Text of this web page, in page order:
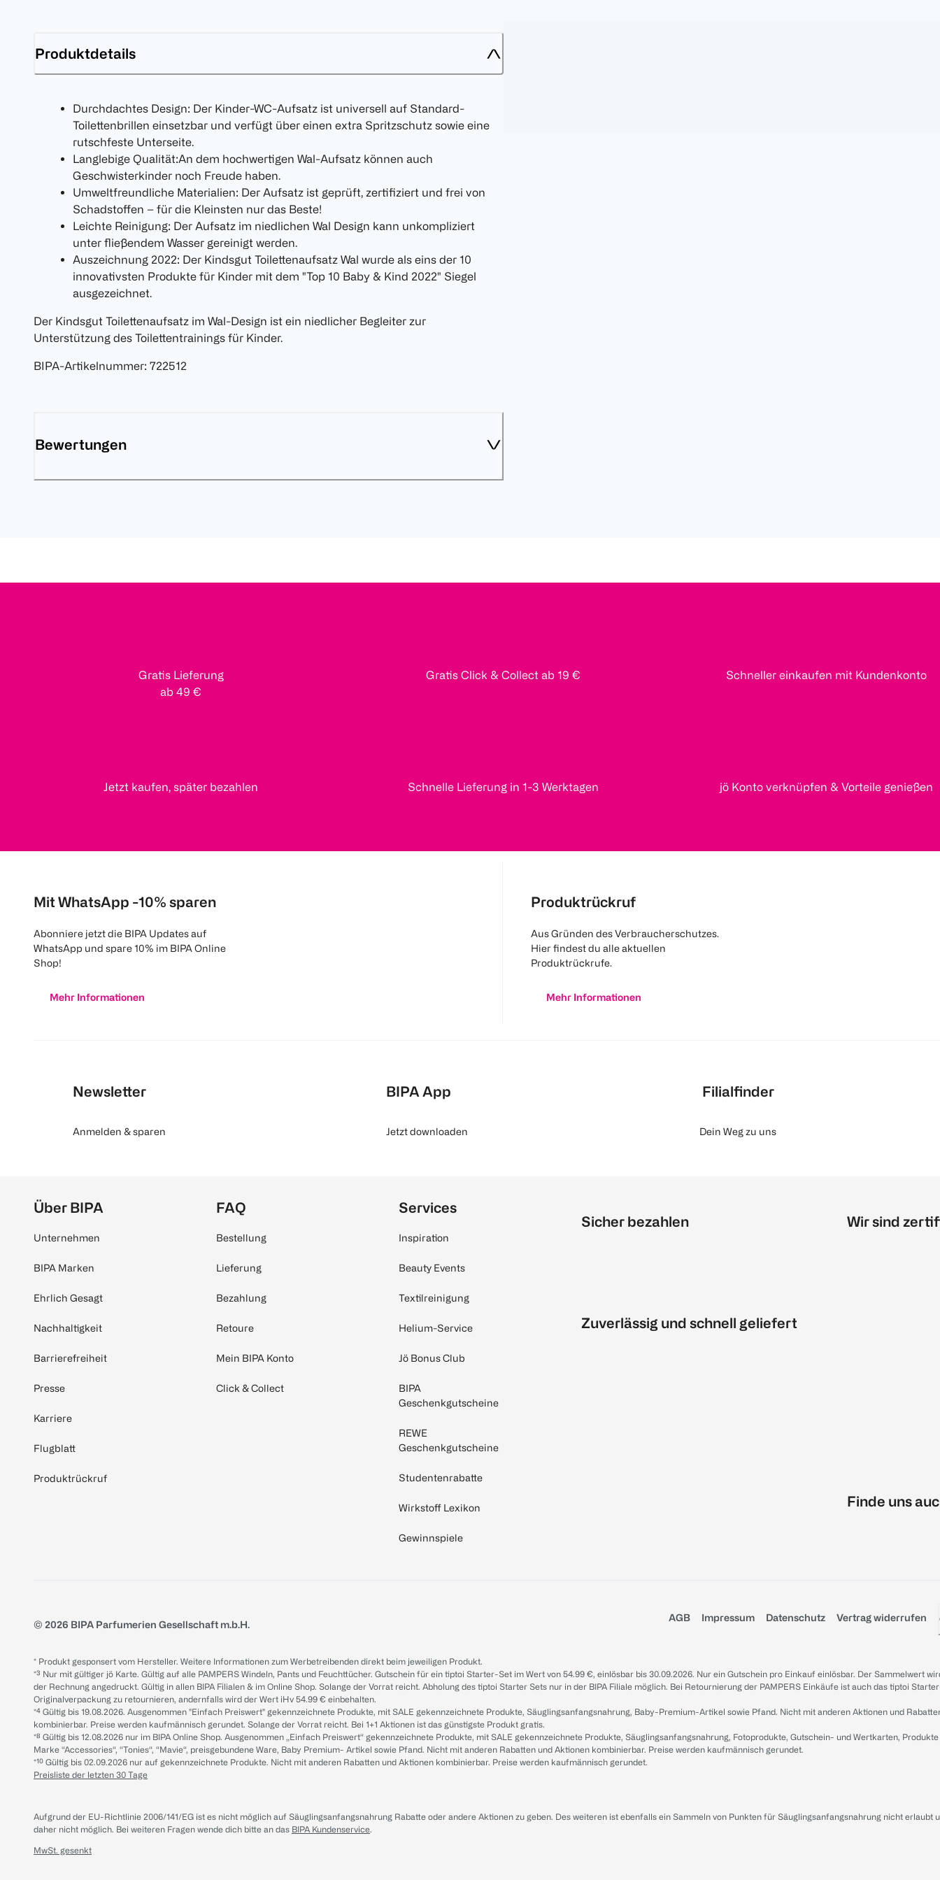
Produktdetails
Durchdachtes Design: Der Kinder-WC-Aufsatz ist universell auf Standard-
Toilettenbrillen einsetzbar und verfügt über einen extra Spritzschutz sowie eine
rutschfeste Unterseite.
Langlebige Qualität:An dem hochwertigen Wal-Aufsatz können auch
Geschwisterkinder noch Freude haben.
Umweltfreundliche Materialien: Der Aufsatz ist geprüft, zertifiziert und frei von
Schadstoffen – für die Kleinsten nur das Beste!
Leichte Reinigung: Der Aufsatz im niedlichen Wal Design kann unkompliziert
unter fließendem Wasser gereinigt werden.
Auszeichnung 2022: Der Kindsgut Toilettenaufsatz Wal wurde als eins der 10
innovativsten Produkte für Kinder mit dem "Top 10 Baby & Kind 2022" Siegel
ausgezeichnet.
Der Kindsgut Toilettenaufsatz im Wal-Design ist ein niedlicher Begleiter zur
Unterstützung des Toilettentrainings für Kinder.
BIPA-Artikelnummer: 722512
Bewertungen
Gratis Lieferung
ab 49 €
Gratis Click & Collect ab 19 € Schneller einkaufen mit Kundenkonto
Jetzt kaufen, später bezahlen Schnelle Lieferung in 1-3 Werktagen jö Konto verknüpfen & Vorteile genießen
Mit WhatsApp -10% sparen
Abonniere jetzt die BIPA Updates auf
WhatsApp und spare 10% im BIPA Online
Shop!
Mehr Informationen
Produktrückruf
Aus Gründen des Verbraucherschutzes.
Hier findest du alle aktuellen
Produktrückrufe.
Mehr Informationen
Newsletter
Anmelden & sparen
BIPA App
Jetzt downloaden
Filialfinder
Dein Weg zu uns
Über BIPA
Unternehmen
BIPA Marken
Ehrlich Gesagt
Nachhaltigkeit
Barrierefreiheit
Presse
Karriere
Flugblatt
Produktrückruf
FAQ
Bestellung
Lieferung
Bezahlung
Retoure
Mein BIPA Konto
Click & Collect
Services
Inspiration
Beauty Events
Textilreinigung
Helium-Service
Jö Bonus Club
BIPA
Geschenkgutscheine
REWE
Geschenkgutscheine
Studentenrabatte
Wirkstoff Lexikon
Gewinnspiele
Sicher bezahlen
Zuverlässig und schnell geliefert
Wir sind
Finde uns
© 2026 BIPA Parfumerien Gesellschaft m.b.H.
AGB Impressum Datenschutz Vertrag widerrufen
* Produkt gesponsert vom Hersteller. Weitere Informationen zum Werbetreibenden direkt beim jeweiligen Produkt.
*³ Nur mit gültiger jö Karte. Gültig auf alle PAMPERS Windeln, Pants und Feuchttücher. Gutschein für ein tiptoi Starter-Set im Wert von 54.99 €, einlösbar bis 30.09.2026. Nur ein Gutschein pro Einkauf einlösbar. Der Sammelwert
der Rechnung angedruckt. Gültig in allen BIPA Filialen & im Online Shop. Solange der Vorrat reicht. Abholung des tiptoi Starter Sets nur in der BIPA Filiale möglich. Bei Retournierung der PAMPERS Einkäufe ist auch das tiptoi
Originalverpackung zu retournieren, andernfalls wird der Wert iHv 54.99 € einbehalten.
*⁴ Gültig bis 19.08.2026. Ausgenommen "Einfach Preiswert" gekennzeichnete Produkte, mit SALE gekennzeichnete Produkte, Säuglingsanfangsnahrung, Baby-Premium-Artikel sowie Pfand. Nicht mit anderen Aktionen und
kombinierbar. Preise werden kaufmännisch gerundet. Solange der Vorrat reicht. Bei 1+1 Aktionen ist das günstigste Produkt gratis.
*⁸ Gültig bis 12.08.2026 nur im BIPA Online Shop. Ausgenommen „Einfach Preiswert“ gekennzeichnete Produkte, mit SALE gekennzeichnete Produkte, Säuglingsanfangsnahrung, Fotoprodukte, Gutschein- und Wertkarten,
Marke “Accessories“, “Tonies“, “Mavie“, preisgebundene Ware, Baby Premium- Artikel sowie Pfand. Nicht mit anderen Rabatten und Aktionen kombinierbar. Preise werden kaufmännisch gerundet.
*¹⁰ Gültig bis 02.09.2026 nur auf gekennzeichnete Produkte. Nicht mit anderen Rabatten und Aktionen kombinierbar. Preise werden kaufmännisch gerundet.
Preisliste der letzten 30 Tage
Aufgrund der EU-Richtlinie 2006/141/EG ist es nicht möglich auf Säuglingsanfangsnahrung Rabatte oder andere Aktionen zu geben. Des weiteren ist ebenfalls ein Sammeln von Punkten für Säuglingsanfangsnahrung nicht erlaubt
daher nicht möglich. Bei weiteren Fragen wende dich bitte an das BIPA Kundenservice.
MwSt. gesenkt